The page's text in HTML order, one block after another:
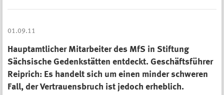
01.09.11
Hauptamtlicher Mitarbeiter des MfS in Stiftung
Sächsische Gedenkstätten entdeckt. Geschäftsführer
Reiprich: Es handelt sich um einen minder schweren
Fall, der Vertrauensbruch ist jedoch erheblich.